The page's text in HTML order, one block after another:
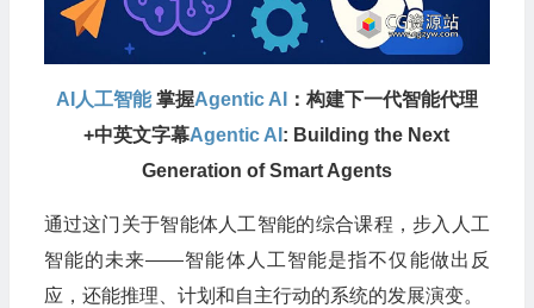
AI人工智能掌握Agentic AI
：构建下一代智能代理
+中英文字幕Agentic AI : Building the Next
Generation of Smart Agents
通过这门关于智能体人工智能的综合课程，步入人工
智能的未来——智能体人工智能是指不仅能做出反
应，还能推理、计划和自主行动的系统的发展演变。